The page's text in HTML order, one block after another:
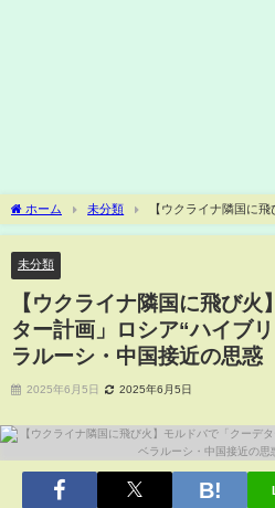
ホーム 未分類
【ウクライナ隣国に
ロシア“ハイブリッド戦”の実態は…ベラルーシ
未分類
【ウクライナ隣国に飛び
ター計画」ロシア“ハイブ
ラルーシ・中国接近の思惑
2025年6月5日 2025年6月5日